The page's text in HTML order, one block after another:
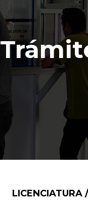
LICENCIATURA